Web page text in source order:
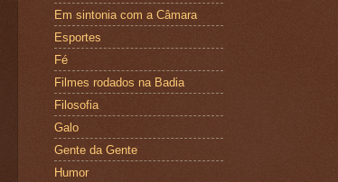
Em sintonia com a Câmara
Esportes
Fé
Filmes rodados na Badia
Filosofia
Galo
Gente da Gente
Humor